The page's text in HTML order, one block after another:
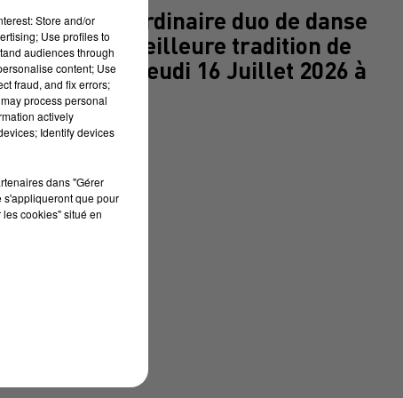
! Un extraordinaire duo de danse
issus de la meilleure tradition de
Le Jeudi 16 Juillet 2026 à
Store and/or
Use profiles to
audiences through
content; Use
fraud, and fix errors;
process personal
actively
Identify devices
dans "Gérer
s'appliqueront que pour
cookies" situé en